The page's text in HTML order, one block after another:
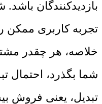
بازدیدکنندگان
تجربه کاربری ممکن
خلاصه، هر چقدر
شما بگذرد،
تبدیل، یعنی فروش